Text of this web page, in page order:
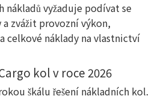
nákladů vyžaduje podívat se
zvážit provozní výkon,
celkové náklady na vlastnictví
kol v roce 2026
škálu řešení nákladních kol.